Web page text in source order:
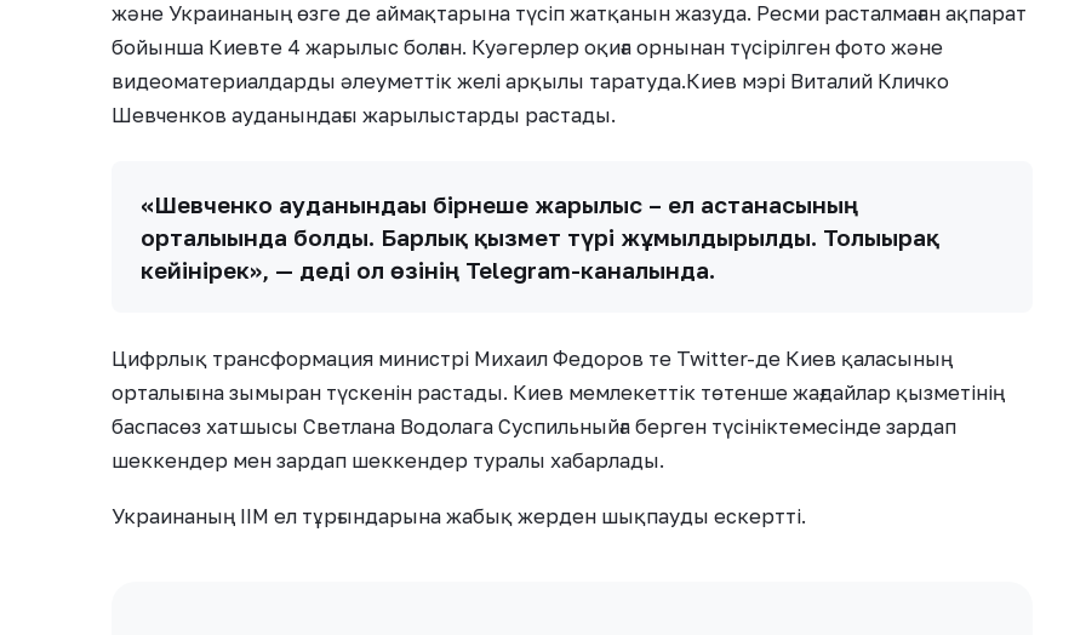
және Украинаның өзге де аймақтарына түсіп жатқанын жазуда. Ресми расталмаған ақпарат
бойынша Киевте 4 жарылыс болған. Куәгерлер оқиға орнынан түсірілген фото және
видеоматериалдарды әлеуметтік желі арқылы таратуда.Киев мэрі Виталий Кличко
Шевченков ауданындағы жарылыстарды растады.
«Шевченко ауданындағы бірнеше жарылыс – ел астанасының
орталығында болды. Барлық қызмет түрі жұмылдырылды. Толығырақ
кейінірек», — деді ол өзінің Telegram-каналында.
Цифрлық трансформация министрі Михаил Федоров те Twitter-де Киев қаласының
орталығына зымыран түскенін растады. Киев мемлекеттік төтенше жағдайлар қызметінің
баспасөз хатшысы Светлана Водолага Суспильныйға берген түсініктемесінде зардап
шеккендер мен зардап шеккендер туралы хабарлады.
Украинаның ІІМ ел тұрғындарына жабық жерден шықпауды ескертті.